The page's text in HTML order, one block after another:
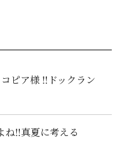
ピア様 ‼️ドックラン
ね‼️真夏に考える